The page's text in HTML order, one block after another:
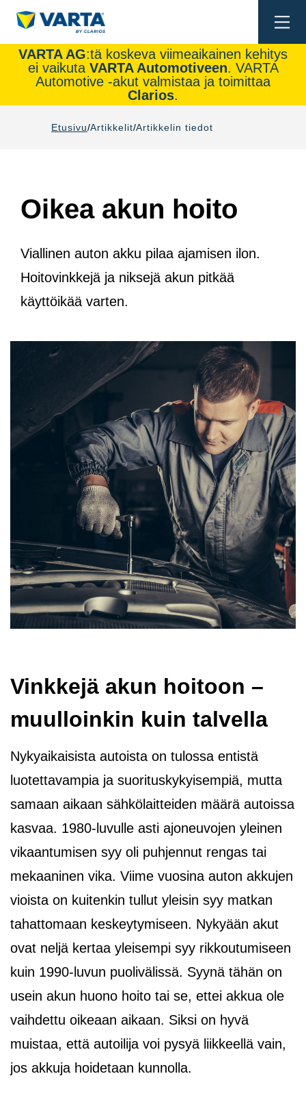
VARTA AG:tä koskeva viimeaikainen kehitys
ei vaikuta VARTA Automotiveen. VARTA
Automotive -akut valmistaa ja toimittaa
Clarios.
Etusivu Artikkelit Artikkelin tiedot
Oikea akun hoito
Viallinen auton akku pilaa ajamisen ilon.
Hoitovinkkejä ja niksejä akun pitkää
käyttöikää varten.
Vinkkejä akun hoitoon –
muulloinkin kuin talvella
Nykyaikaisista autoista on tulossa entistä
luotettavampia ja suorituskykyisempiä, mutta
samaan aikaan sähkölaitteiden määrä autoissa
kasvaa. 1980-luvulle asti ajoneuvojen yleinen
vikaantumisen syy oli puhjennut rengas tai
mekaaninen vika. Viime vuosina auton akkujen
vioista on kuitenkin tullut yleisin syy matkan
tahattomaan keskeytymiseen. Nykyään akut
ovat neljä kertaa yleisempi syy rikkoutumiseen
kuin 1990-luvun puolivälissä. Syynä tähän on
usein akun huono hoito tai se, ettei akkua ole
vaihdettu oikeaan aikaan. Siksi on hyvä
muistaa, että autoilija voi pysyä liikkeellä vain,
jos akkuja hoidetaan kunnolla.